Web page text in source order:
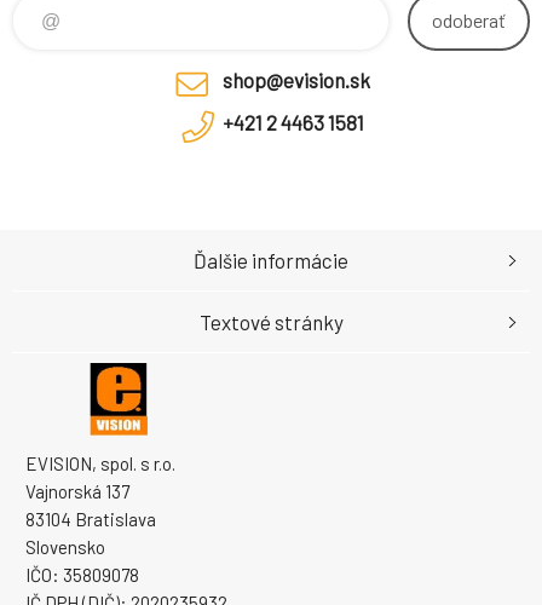
odoberať
shop@evision.sk
+421 2 4463 1581
EVISION, spol. s r.o.
Vajnorská 137
83104 Bratislava
Slovensko
IČO: 35809078
Ďalšie informácie
Textové stránky